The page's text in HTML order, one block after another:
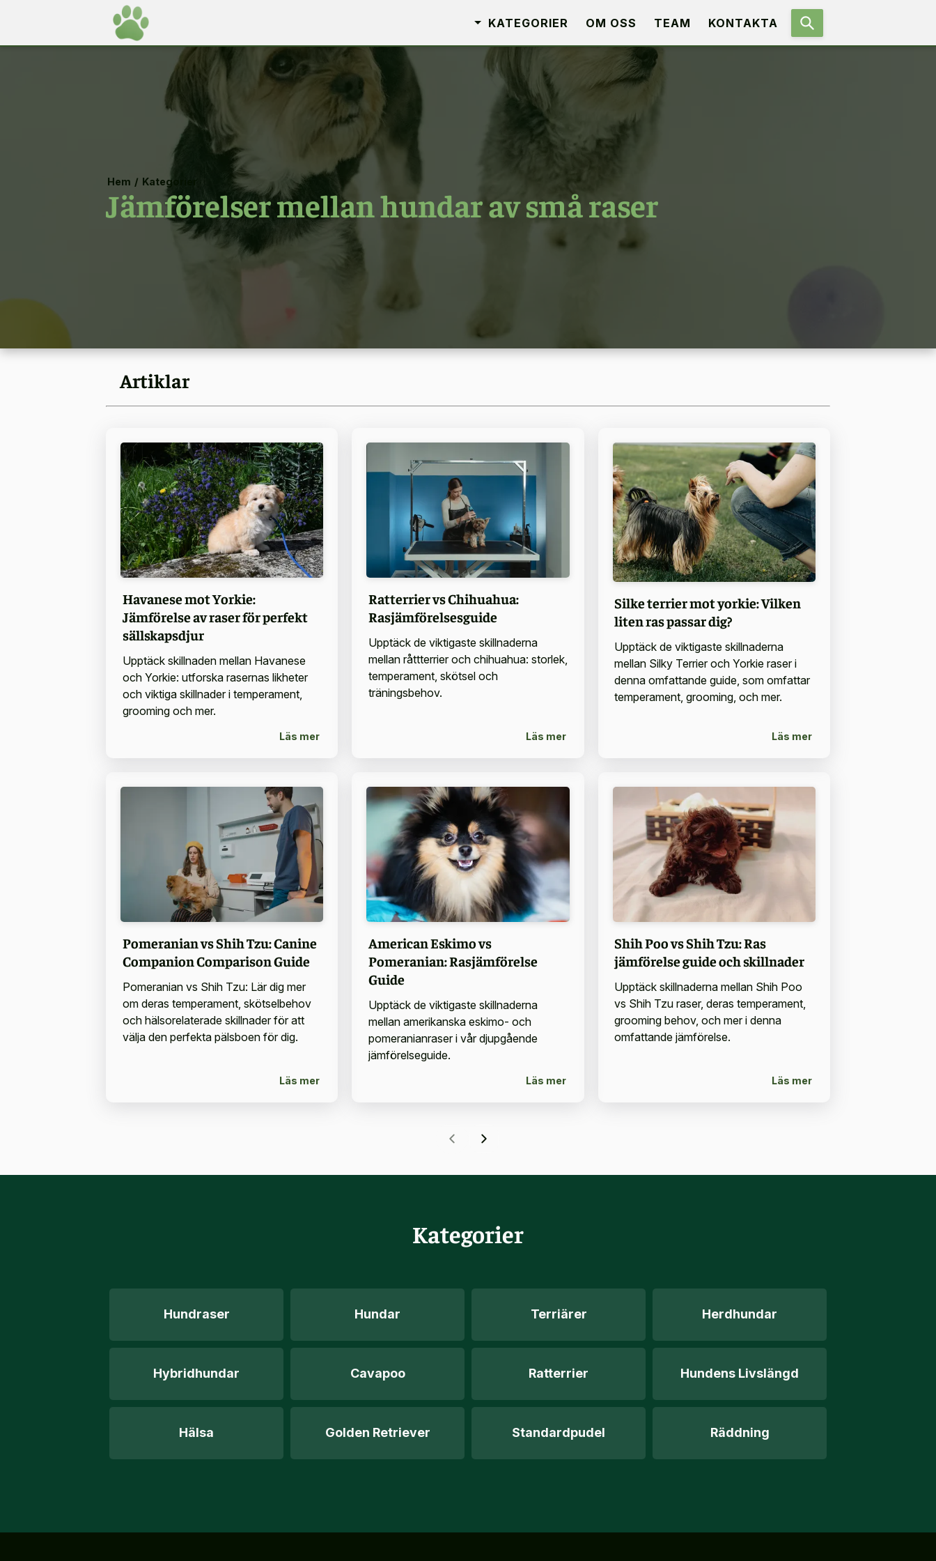
KATEGORIER OM OSS TEAM KONTAKTA
Hem / Kategorier
Jämförelser mellan hundar av små raser
Artiklar
Havanese mot Yorkie:
Jämförelse av raser för perfekt
sällskapsdjur
Upptäck skillnaden mellan Havanese
och Yorkie: utforska rasernas likheter
och viktiga skillnader i temperament,
grooming och mer.
Läs mer
Ratterrier vs Chihuahua:
Rasjämförelsesguide
Upptäck de viktigaste skillnaderna
mellan råttterrier och chihuahua: storlek,
temperament, skötsel och
träningsbehov.
Läs mer
Silke terrier mot yorkie: Vilken
liten ras passar dig?
Upptäck de viktigaste skillnaderna
mellan Silky Terrier och Yorkie raser i
denna omfattande guide, som omfattar
temperament, grooming, och mer.
Läs mer
Pomeranian vs Shih Tzu: Canine
Companion Comparison Guide
Pomeranian vs Shih Tzu: Lär dig mer
om deras temperament, skötselbehov
och hälsorelaterade skillnader för att
välja den perfekta pälsboen för dig.
Läs mer
American Eskimo vs
Pomeranian: Rasjämförelse
Guide
Upptäck de viktigaste skillnaderna
mellan amerikanska eskimo- och
pomeranianraser i vår djupgående
jämförelseguide.
Läs mer
Shih Poo vs Shih Tzu: Ras
jämförelse guide och skillnader
Upptäck skillnaderna mellan Shih Poo
vs Shih Tzu raser, deras temperament,
grooming behov, och mer i denna
omfattande jämförelse.
Läs mer
Kategorier
Hundraser Hundar Terriärer Herdhundar
Hybridhundar Cavapoo Ratterrier Hundens Livslängd
Hälsa Golden Retriever Standardpudel Räddning